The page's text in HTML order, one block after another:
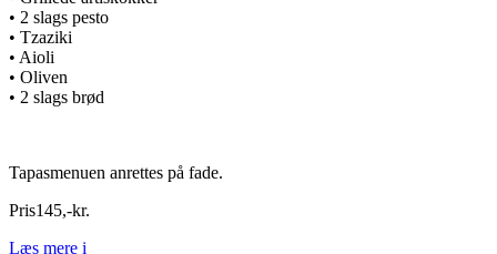
• 2 slags pesto
• Tzaziki
• Aioli
• Oliven
• 2 slags brød
Tapasmenuen anrettes på fade.
Pris145,-kr.
Læs mere i